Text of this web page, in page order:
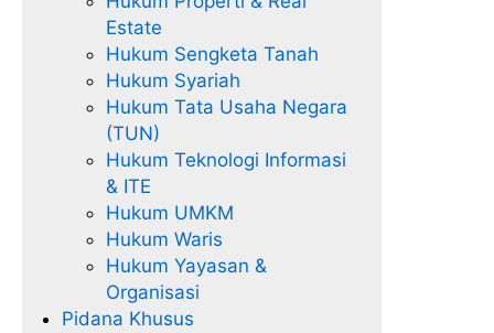
Estate
Hukum Sengketa Tanah
Hukum Syariah
Hukum Tata Usaha Negara
(TUN)
Hukum Teknologi Informasi
& ITE
Hukum UMKM
Hukum Waris
Hukum Yayasan &
Organisasi
Pidana Khusus